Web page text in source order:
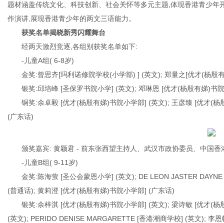
题材涵盖传统文化、科技创新、社会关怀等多元主题,体现香港青少
作演讲,展现香港青少年的两文三语能力。
获奖名单揭晓新秀闪耀舞台
经两天激烈竞逐,各组别获奖名单如下:
-儿童A组( 6-8岁)
金奖:曾思齐[玛利诺修院学校(小学部) ] (英文); 郑量之[优才(杨殷
银奖:邱培峰 [圣保罗书院小学] (英文); 邓琳恩 [优才(杨殷有娣)书
铜奖:余卓毅 [优才(杨殷有娣)书院小学部] (英文); 王彦臻 [优才(
(广东话)
颁奖嘉宾: 黄颖君 - 前东张西望主持人、武汉市政协委员、中国
-儿童B组( 9-11岁)
金奖:陈海萤 [圣公会蒙恩小学] (英文); DE LEON JASTER
(普通话); 黄莉澄 [优才(杨殷有娣)书院小学部] (广东话)
银奖:余梓淇 [优才(杨殷有娣)书院小学部] (英文); 梁诗敏 [优才(
(英文); PERIDO DENISE MARGARETTE [香港潮商学校] (英文); 李